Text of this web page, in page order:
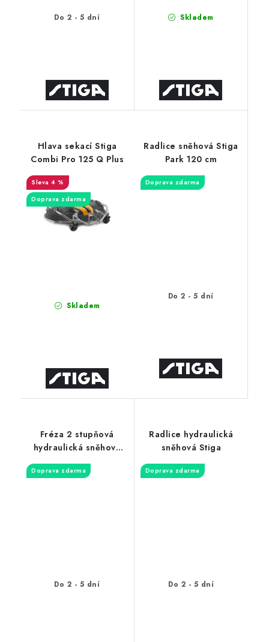
Do 2 - 5 dní Skladem
Hlava sekací Stiga
Combi Pro 125 Q Plus
4 %
Doprava zdarma
Skladem
Radlice sněhová Stiga
Park 120 cm
Doprava zdarma
Do 2 - 5 dní
Fréza 2 stupňová
hydraulická sněhová
Doprava zdarma
Do 2 - 5 dní
Radlice hydraulická
sněhová Stiga
Doprava zdarma
Do 2 - 5 dní